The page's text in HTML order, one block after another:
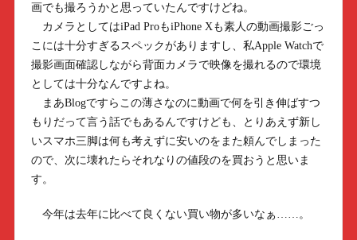
画でも撮ろうかと思っていたんですけどね。
カメラとしてはiPad ProもiPhone Xも素人の動画撮影ごっ
こには十分すぎるスペックがありますし、私Apple Watchで
撮影画面確認しながら背面カメラで映像を撮れるので環境
としては十分なんですよね。
まあBlogですらこの薄さなのに動画で何を引き伸ばすつ
もりだって言う話でもあるんですけども、とりあえず新し
いスマホ三脚は何も考えずに安いのをまた頼んでしまった
ので、次に壊れたらそれなりの値段のを買おうと思いま
す。
今年は去年に比べて良くない買い物が多いなぁ……。